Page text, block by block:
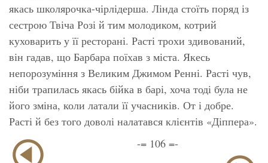
якась школярочка-чірлідерша. Лінда стоїть поряд із
сестрою Твіча Розі й тим молодиком, котрий
куховарить у її ресторані. Расті трохи здивований,
він гадав, що Барбара поїхав з міста. Якесь
непорозуміння з Великим Джимом Ренні. Расті чув,
ніби трапилась якась бійка в барі, хоча тоді була не
його зміна, коли латали її учасників. От і добре.
Расті й без того доволі налатався клієнтів «Діппера».
-= 106 =-